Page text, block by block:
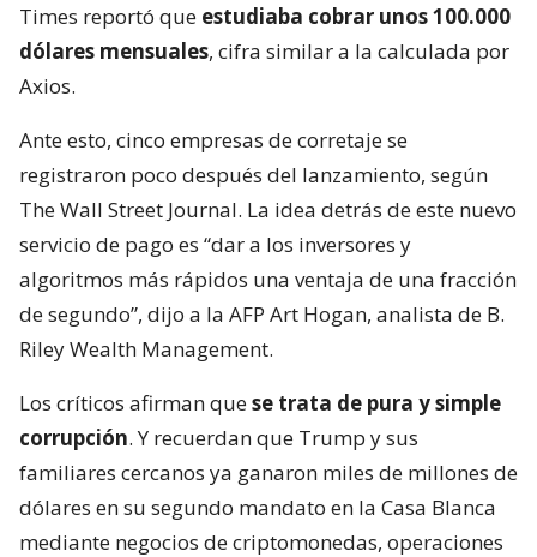
Times reportó que estudiaba cobrar unos 100.000
dólares mensuales, cifra similar a la calculada por
Axios.
Ante esto, cinco empresas de corretaje se
registraron poco después del lanzamiento, según
The Wall Street Journal. La idea detrás de este nuevo
servicio de pago es “dar a los inversores y
algoritmos más rápidos una ventaja de una fracción
de segundo”, dijo a la AFP Art Hogan, analista de B.
Riley Wealth Management.
Los críticos afirman quese trata de pura y simple
corrupción. Y recuerdan que Trump y sus
familiares cercanos ya ganaron miles de millones de
dólares en su segundo mandato en la Casa Blanca
mediante negocios de criptomonedas, operaciones